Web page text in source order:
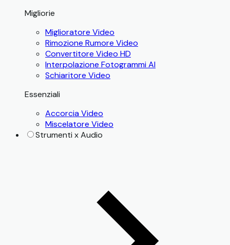
Migliorie
Miglioratore Video
Rimozione Rumore Video
Convertitore Video HD
Interpolazione Fotogrammi AI
Schiaritore Video
Essenziali
Accorcia Video
Miscelatore Video
Strumenti x Audio